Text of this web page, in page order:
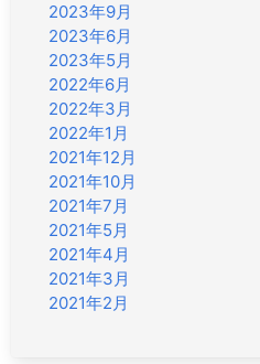
2023年9月
2023年6月
2023年5月
2022年6月
2022年3月
2022年1月
2021年12月
2021年10月
2021年7月
2021年5月
2021年4月
2021年3月
2021年2月